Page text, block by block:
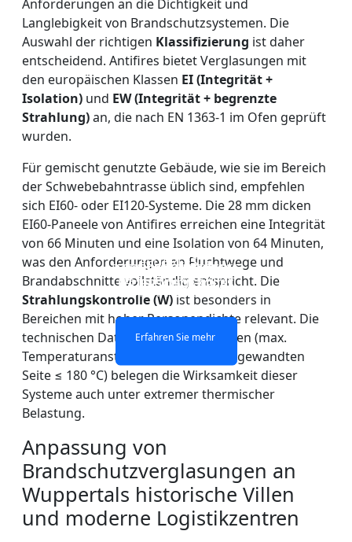
EINSCHICHTIGES
FEUERSCHUTZGLAS
Erfahren Sie mehr
DOPPELSCHICHTIGES
FEUERSCHUTZGLAS
Erfahren Sie mehr
FEUERFESTE
VERGLASUNG VON
FENSTERN UND TÜREN
Erfahren Sie mehr
FEUERSCHUTZGLAS-
TRENNWAND
Erfahren Sie mehr
Anforderungen an die Dichtigkeit und
Langlebigkeit von Brandschutzsystemen. Die
Auswahl der richtigen Klassifizierung ist daher
entscheidend. Antifires bietet Verglasungen mit
den europäischen Klassen EI (Integrität +
Isolation) und EW (Integrität + begrenzte
Strahlung)an, die nach EN 1363-1 im Ofen geprüft
wurden.
Für gemischt genutzte Gebäude, wie sie im Bereich
der Schwebebahntrasse üblich sind, empfehlen
sich EI60- oder EI120-Systeme. Die 28 mm dicken
EI60-Paneele von Antifires erreichen eine Integrität
von 66 Minuten und eine Isolation von 64 Minuten,
was den Anforderungen an Fluchtwege und
Brandabschnitte vollständig entspricht. Die
Strahlungskontrolle (W) ist besonders in
Bereichen mit hoher Personendichte relevant. Die
technischen Daten aus den Prüfungen (max.
Temperaturanstieg auf der brandabgewandten
Seite ≤ 180 °C) belegen die Wirksamkeit dieser
Systeme auch unter extremer thermischer
Belastung.
Anpassung von
Brandschutzverglasungen an
Wuppertals historische Villen
und moderne Logistikzentren